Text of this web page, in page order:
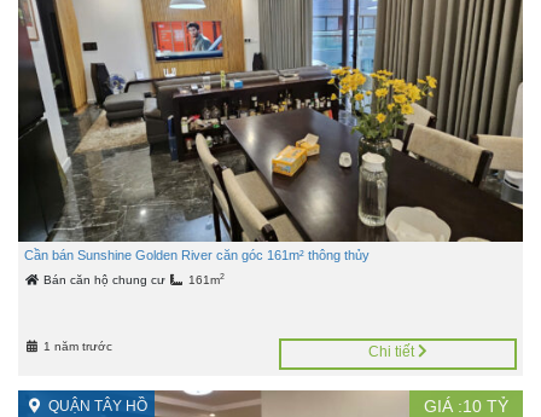
Cần bán Sunshine Golden River căn góc 161m² thông thủy
Bán căn hộ chung cư 161m2
1 năm trước Chi tiết
QUẬN TÂY HỒ GIÁ :10 TỶ